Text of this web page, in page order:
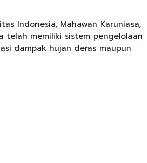
Indonesia, Mahawan Karuniasa,
telah memiliki sistem pengelolaan
dampak hujan deras maupun